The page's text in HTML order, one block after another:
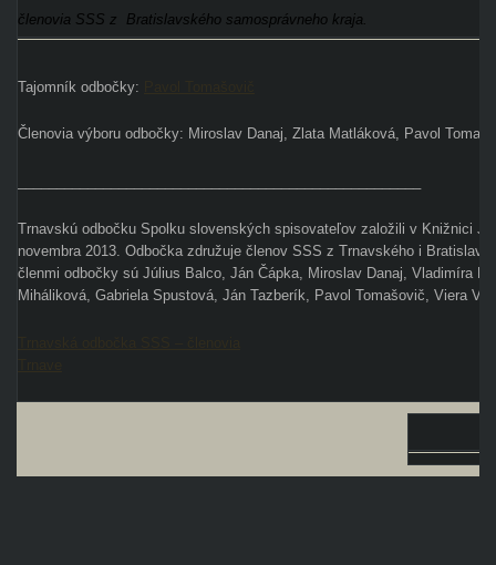
členovia SSS z
Bratislavského samosprávneho kraja.
Tajomník odbočky:
Členovia výboru odbočky: MiroslavDanaj, Zlata Matláková, Pavol
Trnavskú odbočku Spolku slovenských spisovateľov založili v Knižnici
novembra 2013. Odbočka združuje členov SSS z Trnavského i
členmi odbočky sú Július Balco, Ján Čápka, Miroslav Danaj, Vladimíra
Miháliková, Gabriela Spustová, Ján Tazberík, Pavol Tomašovič, Viera